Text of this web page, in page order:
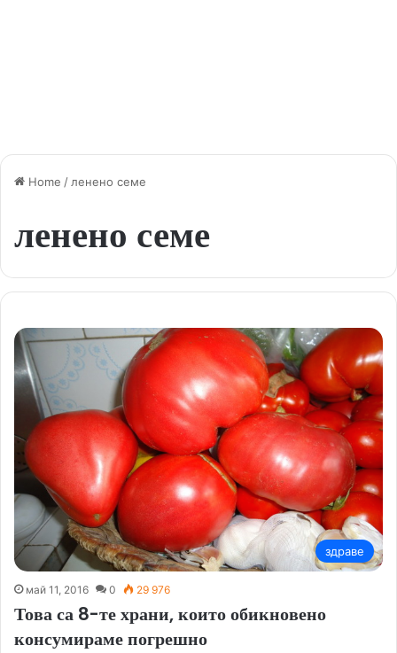
Home / ленено семе
ленено семе
здраве
май 11, 2016 0 29 976
Това са 8-те храни, които обикновено
консумираме погрешно